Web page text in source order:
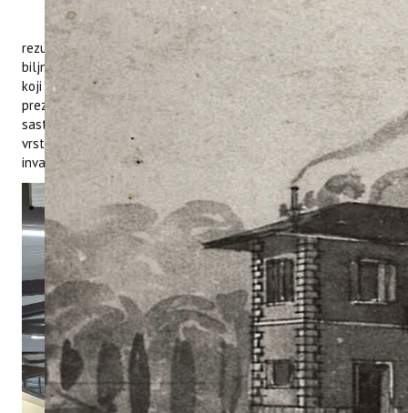
From Plants to Pharmacy Shelf (ICNPU-2023)
na kojem je dr. sc. Danijela Poljuha prezentirala
rezultate istraživanja fitokemijskog profila četiri invazivne
biljne vrste u Istri, provedenog u sklopu projekta NATURALLY
koji financira Hrvatska zaklada za znanost. Poster
prezentacijom predstavljeni su rezultati analize fenolnog
sastava i antioksidacijskog kapaciteta ekstrakata listova ovih
vrsta koji su dio istraživanja čiji je cilj utvrditi potencijal
invazivnih biljnih vrsta kao izvora fitofarmaceutika.